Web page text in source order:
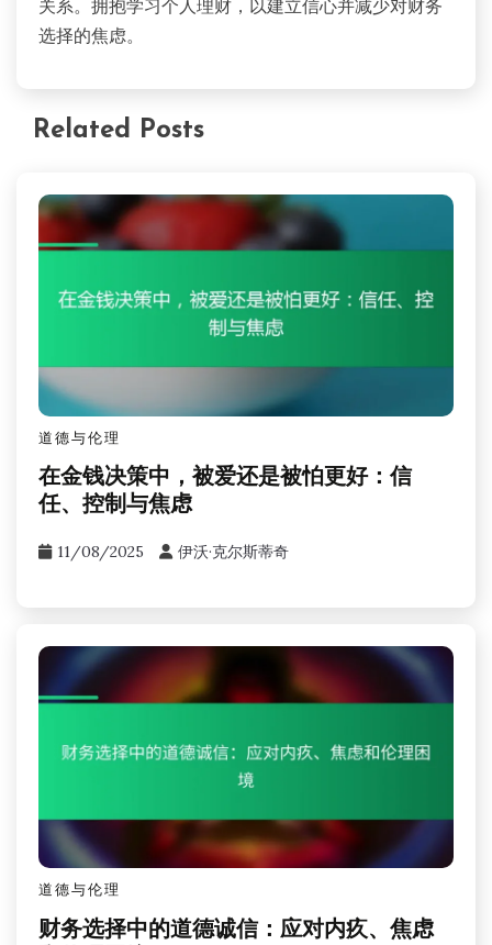
关系。拥抱学习个人理财，以建立信心并减少对财务
选择的焦虑。
Related Posts
道德与伦理
在金钱决策中，被爱还是被怕更好：信
任、控制与焦虑
11/08/2025 伊沃·克尔斯蒂奇
道德与伦理
财务选择中的道德诚信：应对内疚、焦虑